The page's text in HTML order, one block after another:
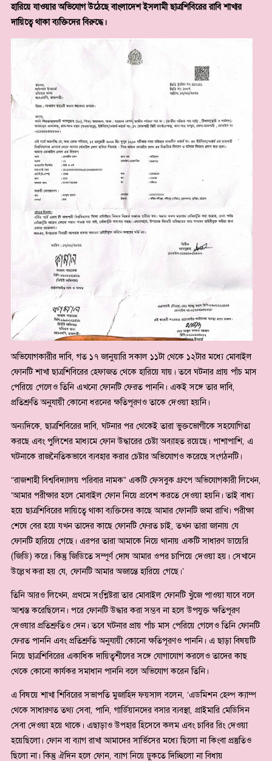
হারিয়ে যাওয়ার অভিযোগ উঠেছে বাংলাদেশ ইসলামী ছাত্রশিবিরের রাবি শাখার
দায়িত্বে থাকা ব্যক্তিদের বিরুদ্ধে।
অভিযোগকারীর দাবি, গত ১৭ জানুয়ারি সকাল ১১টা থেকে ১২টার মধ্যে মোবাইল
ফোনটি শাখা ছাত্রশিবিরের হেফাজত থেকে হারিয়ে যায়। তবে ঘটনার প্রায় পাঁচ মাস
পেরিয়ে গেলেও তিনি এখনো ফোনটি ফেরত পাননি। একই সঙ্গে তার দাবি,
প্রতিশ্রুতি অনুযায়ী কোনো ধরনের ক্ষতিপূরণও তাকে দেওয়া হয়নি।
অন্যদিকে, ছাত্রশিবিরের দাবি, ঘটনার পর থেকেই তারা ভুক্তভোগীকে সহযোগিতা
করছে এবং পুলিশের মাধ্যমে ফোন উদ্ধারের চেষ্টা অব্যাহত রয়েছে। পাশাপাশি, এ
ঘটনাকে রাজনৈতিকভাবে ব্যবহার করার চেষ্টার অভিযোগও করেছে সংগঠনটি।
“রাজশাহী বিশ্ববিদ্যালয় পরিবার নামক” একটি ফেসবুক গ্রুপে অভিযোগকারী লিখেন,
‘আমার পরীক্ষার হলে মোবাইল ফোন নিয়ে প্রবেশ করতে দেওয়া হয়নি। তাই বাধ্য
হয়ে ছাত্রশিবিরের দায়িত্বে থাকা ব্যক্তিদের কাছে আমার ফোনটি জমা রাখি। পরীক্ষা
শেষে বের হয়ে যখন তাদের কাছে ফোনটি ফেরত চাই, তখন তারা জানায় যে
ফোনটি হারিয়ে গেছে। এরপর তারা আমাকে নিয়ে থানায় একটি সাধারণ ডায়েরি
(জিডি) করে। কিন্তু জিডিতে সম্পূর্ণ দোষ আমার ওপর চাপিয়ে দেওয়া হয়। সেখানে
উল্লেখ করা হয় যে, ফোনটি আমার অজান্তে হারিয়ে গেছে।’
তিনি আরও লিখেন, প্রথমে সংশ্লিষ্টরা তার মোবাইল ফোনটি খুঁজে পাওয়া যাবে বলে
আশ্বস্ত করেছিলেন। পরে ফোনটি উদ্ধার করা সম্ভব না হলে উপযুক্ত ক্ষতিপূরণ
দেওয়ার প্রতিশ্রুতিও দেন। তবে ঘটনার প্রায় পাঁচ মাস পেরিয়ে গেলেও তিনি ফোনটি
ফেরত পাননি এবং প্রতিশ্রুতি অনুযায়ী কোনো ক্ষতিপূরণও পাননি। এ ছাড়া বিষয়টি
নিয়ে ছাত্রশিবিরের একাধিক দায়িত্বশীলের সঙ্গে যোগাযোগ করলেও তাদের কাছ
থেকে কোনো কার্যকর সমাধান পাননি বলে অভিযোগ করেন তিনি।
এ বিষয়ে শাখা শিবিরের সভাপতি মুজাহিদ ফয়সাল বলেন, ‘এডমিশন হেল্প ক্যাম্প
থেকে সাধারণত তথ্য সেবা, পানি, গার্ডিয়ানদের বসার ব্যবস্থা, প্রাইমারি মেডিসিন
সেবা দেওয়া হয়ে থাকে। এছাড়াও উপহার হিসেবে কলম এবং চাবির রিং দেওয়া
হয়েছিলো। ফোন বা ব্যাগ রাখা আমাদের সার্ভিসের মধ্যে ছিলো না কিংবা প্রস্তুতিও
ছিলো না। কিন্তু ঐদিন হলে ফোন, ব্যাগ নিয়ে ঢুকতে দিচ্ছিলো না বিধায়